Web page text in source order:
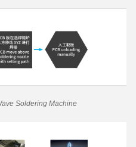
Soldering Machine